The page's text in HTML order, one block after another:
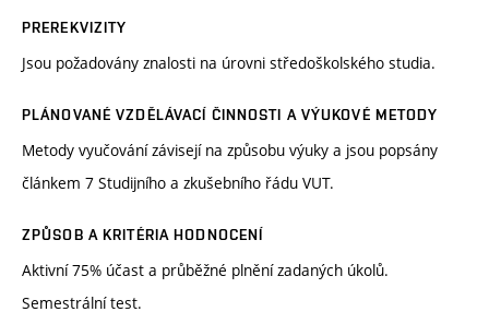
PREREKVIZITY
Jsou požadovány znalosti na úrovni středoškolského studia.
PLÁNOVANÉ VZDĚLÁVACÍ ČINNOSTI A VÝUKOVÉ METODY
Metody vyučování závisejí na způsobu výuky a jsou popsány
článkem 7 Studijního a zkušebního řádu VUT.
ZPŮSOB A KRITÉRIA HODNOCENÍ
Aktivní 75% účast a průběžné plnění zadaných úkolů.
Semestrální test.